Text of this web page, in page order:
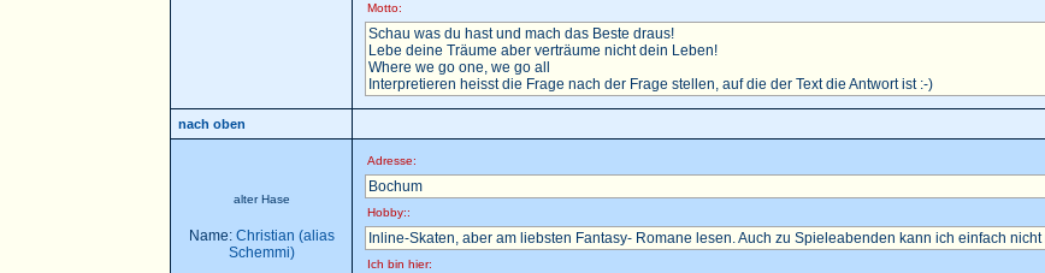
Motto:
Schau was du hast und mach das Beste draus!
Lebe deine Träume aber verträume nicht dein Leben!
Where we go one, we go all
Interpretieren heisst die Frage nach der Frage stellen, auf die der Text die Antwort ist :-)
nach oben
alter Hase
Name: Christian (alias
Schemmi)
Adresse:
Bochum
Hobby::
Inline-Skaten, aber am liebsten Fantasy- Romane lesen. Auch zu Spieleabenden kann ich einfach
Ich bin hier: